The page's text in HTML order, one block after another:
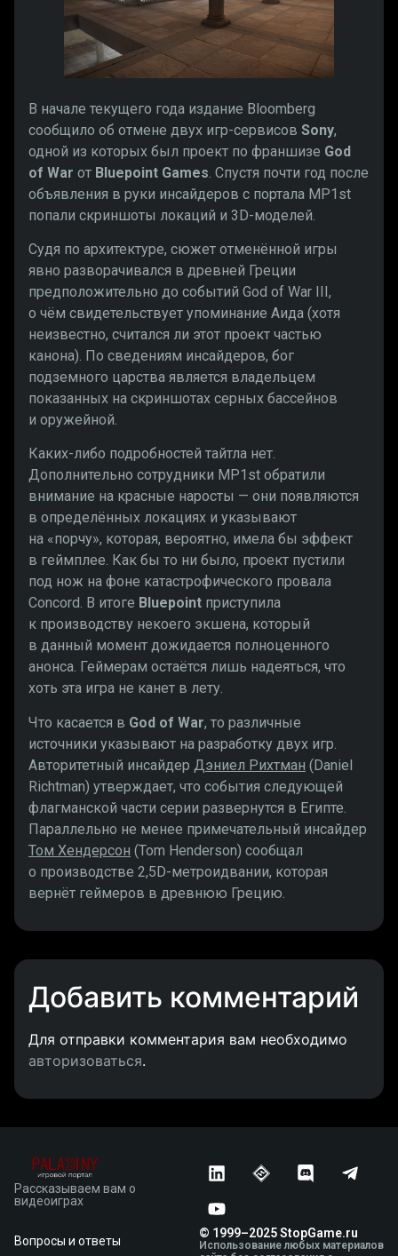
В начале текущего года издание Bloomberg
сообщило об отмене двух игр-сервисов Sony,
одной из которых был проект по франшизе God
of War от Bluepoint Games . Спустя почти год после
объявления в руки инсайдеров с портала MP1st
попали скриншоты локаций и 3D-моделей.
Судя по архитектуре, сюжет отменённой игры
явно разворачивался в древней Греции
предположительно до событий God of War III,
о чём свидетельствует упоминание Аида (хотя
неизвестно, считался ли этот проект частью
канона). По сведениям инсайдеров, бог
подземного царства является владельцем
показанных на скриншотах серных бассейнов
и оружейной.
Каких-либо подробностей тайтла нет.
Дополнительно сотрудники MP1st обратили
внимание на красные наросты — они появляются
в определённых локациях и указывают
на «порчу», которая, вероятно, имела бы эффект
в геймплее. Как бы то ни было, проект пустили
под нож на фоне катастрофического провала
Concord. В итоге Bluepoint приступила
к производству некоего экшена, который
в данный момент дожидается полноценного
анонса. Геймерам остаётся лишь надеяться, что
хоть эта игра не канет в лету.
Что касается в God of War, то различные
источники указывают на разработку двух игр.
Авторитетный инсайдер Дэниел Рихтман (Daniel
Richtman) утверждает, что события следующей
флагманской части серии развернутся в Египте.
Параллельно не менее примечательный инсайдер
Том Хендерсон (Tom Henderson) сообщал
о производстве 2,5D-метроидвании, которая
вернёт геймеров в древнюю Грецию.
Добавить комментарий
Для отправки комментария вам необходимо
авторизоваться.
Рассказываем вам о
видеоиграх
Вопросы и ответы
© 1999–2025 StopGame.ru
Использование любых материалов